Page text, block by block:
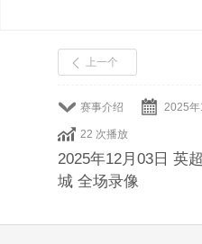
赛事介绍 2025
22 次播放
上一个
2025年12月03日 英
城 全场录像